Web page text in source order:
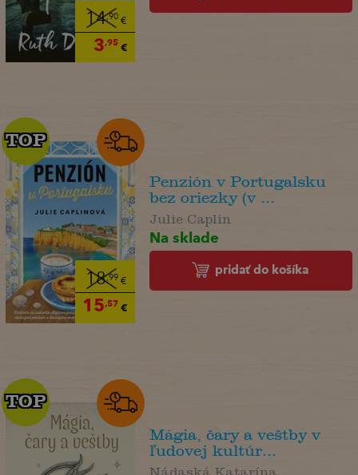
14,90€
3,95€
18,99 €
15,57 €
TOP
TOP
Penzión v Portugalsku
bez oriezky (v ...
Julie Caplin
Na sklade
pridať do košíka
TOP
TOP
Mágia, čary a veštby v
ľudovej kultúr...
Nádaská Katarína